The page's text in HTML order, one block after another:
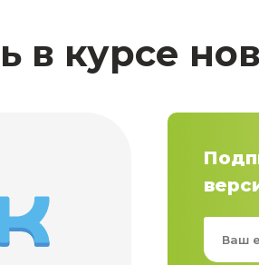
в курсе